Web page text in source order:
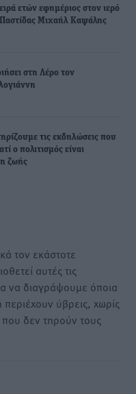
ετών εφημέριος στον ιερό
Μιχαήλ Καψάλης
στη Λέρο τον
τις εκδηλώσεις που
ο πολιτισμός είναι
ζωής
τον εκάστοτε
αυτές τις
να διαγράψουμε όποια
ύβρεις, χωρίς
δεν τηρούν τους